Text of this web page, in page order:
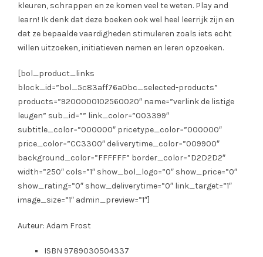
kleuren, schrappen en ze komen veel te weten. Play and
learn! Ik denk dat deze boeken ook wel heel leerrijk zijn en
dat ze bepaalde vaardigheden stimuleren zoals iets echt
willen uitzoeken, initiatieven nemen en leren opzoeken.
[bol_product_links
block_id=”bol_5c83aff76a0bc_selected-products”
products=”9200000102560020″ name=”verlink de listige
leugen” sub_id=”” link_color=”003399″
subtitle_color=”000000″ pricetype_color=”000000″
price_color=”CC3300″ deliverytime_color=”009900″
background_color=”FFFFFF” border_color=”D2D2D2″
width=”250″ cols=”1″ show_bol_logo=”0″ show_price=”0″
show_rating=”0″ show_deliverytime=”0″ link_target=”1″
image_size=”1″ admin_preview=”1″]
Auteur: Adam Frost
ISBN 9789030504337